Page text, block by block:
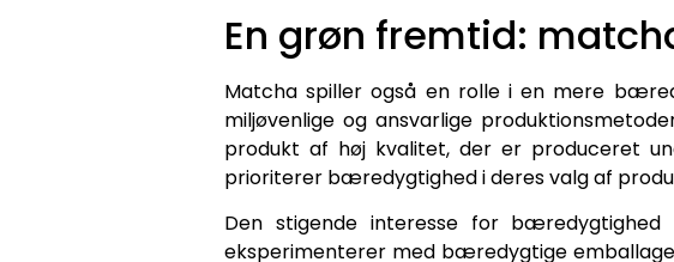
En grøn fremtid:
Matcha spiller også en rolle i en mere
miljøvenlige og ansvarlige
produkt af høj kvalitet, der er produceret
prioriterer bæredygtighed i deres valg af
Den stigende interesse for
eksperimenterer med bæredygtige